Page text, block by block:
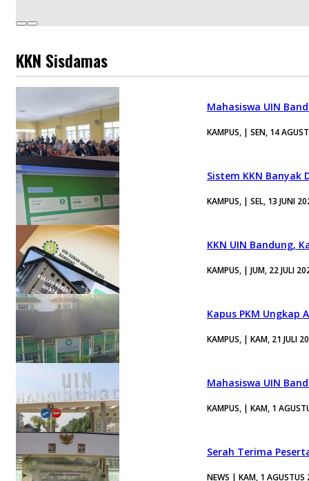
KKN Sisdamas
Mahasiswa UIN
KAMPUS, | SEN, 14
Sistem KKN Banyak
KAMPUS, | SEL, 13 JUNI
KKN UIN Bandung,
KAMPUS, | JUM, 22 JULI
Kapus PKM Ungkap
KAMPUS, | KAM, 21 JULI
Mahasiswa UIN
KAMPUS, | KAM, 1
Serah Terima
NEWS | KAM, 1 AGUSTUS